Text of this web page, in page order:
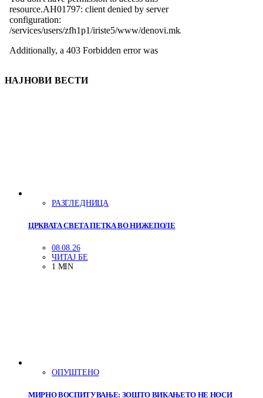
НАЈНОВИ ВЕСТИ
РАЗГЛЕДНИЦА
ЦРКВАТА СВЕТА ПЕТКА ВО НИЖЕПОЛЕ
08.08.26
ЧИТАЈ БЕ
1 MIN
ОПУШТЕНО
МИРНО ВОСПИТУВАЊЕ: ЗОШТО ВИКАЊЕТО НЕ НОСИ